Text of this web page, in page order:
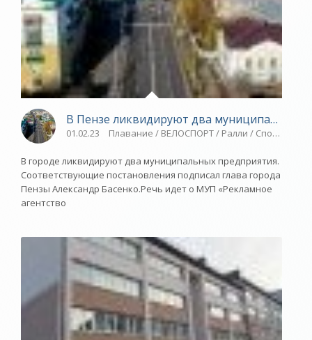
В Пензе ликвидируют два муниципальных
01.02.23 Плавание / ВЕЛОСПОРТ / Ралли / Спорт
В городе ликвидируют два муниципальных предприятия.
Соответствующие постановления подписал глава города
Пензы Александр Басенко.Речь идет о МУП «Рекламное
агентство